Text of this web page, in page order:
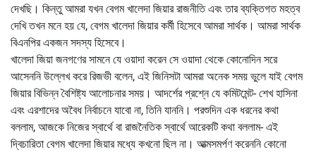
দেখছি। কিন্তু আমরা যখন বেগম খালেদা জিয়ার রাজনীতি এবং তার ব্যক্তিগত মহত্ব
দেখি তখন মনে হয় যে, বেগম খালেদা জিয়ার কর্মী হিসেবে আমরা সার্থক। আমরা সার্থক
বিএনপির একজন সদস্য হিসেবে।
খালেদা জিয়া জনগণের সামনে যে ওয়াদা করেন সে ওয়াদা থেকে কোনোদিন সরে
আসেননি উল্লেখ করে রিজভী বলেন, এই জিনিসটা আমরা অনেক সময় ভুলে যাই বেগম
জিয়ার বিভিন্ন বৈশিষ্ট্য আলোচনার সময়। আদর্শের প্রশ্নে যে কমিটমেন্ট- শেখ হাসিনা
এবং এরশাদের অবৈধ নির্বাচনে যাবো না, তিনি যাননি। পরশুদিন এক ধরনের কথা
বললাম, আজকে নিজের স্বার্থে বা রাজনৈতিক স্বার্থে আরেকটি কথা বললাম- এই
দ্বিচারিতা বেগম খালেদা জিয়ার মধ্যে কখনো ছিল না। আত্মসমর্পণ করেননি কোনো